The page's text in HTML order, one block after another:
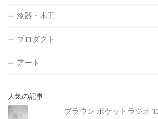
漆器・木工
プロダクト
アート
人気の記事
ブラウン ポケットラジオ